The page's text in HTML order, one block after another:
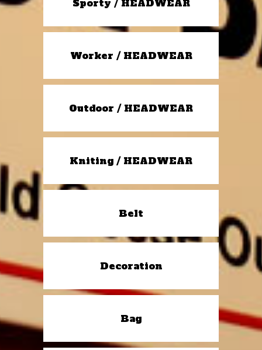
Sporty / HEADWEAR
Worker / HEADWEAR
Outdoor / HEADWEAR
Kniting / HEADWEAR
Belt
Decoration
Bag